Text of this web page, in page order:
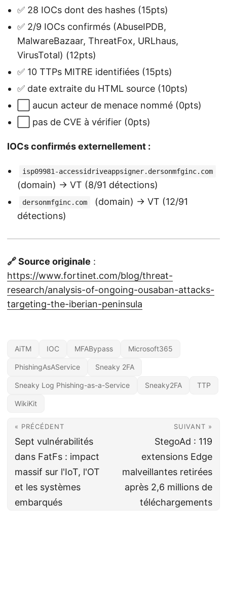
✅ 28 IOCs dont des hashes (15pts)
✅ 2/9 IOCs confirmés (AbuseIPDB,
MalwareBazaar, ThreatFox, URLhaus,
VirusTotal) (12pts)
✅ 10 TTPs MITRE identifiées (15pts)
✅ date extraite du HTML source (10pts)
⬜ aucun acteur de menace nommé (0pts)
⬜ pas de CVE à vérifier (0pts)
IOCs confirmés externellement :
isp09981-accessidriveappsigner.dersonmfginc.com
(domain) → VT (8/91 détections)
dersonmfginc.com
(domain) → VT (12/91
détections)
🔗 Source originale :
https://www.fortinet.com/blog/threat-
research/analysis-of-ongoing-ousaban-attacks-
targeting-the-iberian-peninsula
AiTM IOC MFABypass Microsoft365
PhishingAsAService Sneaky 2FA
Sneaky Log Phishing-as-a-Service Sneaky2FA TTP
WikiKit
« PRÉCÉDENT
Sept vulnérabilités
dans FatFs : impact
massif sur l'IoT, l'OT
et les systèmes
embarqués
SUIVANT »
StegoAd : 119
extensions Edge
malveillantes retirées
après 2,6 millions de
téléchargements